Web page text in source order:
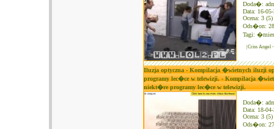
Doda�:
Data: 16-
Ocena: 3 (5)
Ods�on:
Tagi:
|Criss
Iluzja optyczna - Kompilacja �wietnych iluzji
programy lec�ce w telewizji. - Kompilacja
niekt�re programy lec�ce w telewizji.
Doda�:
Data: 18-
Ocena: 3 (5)
Ods�on: